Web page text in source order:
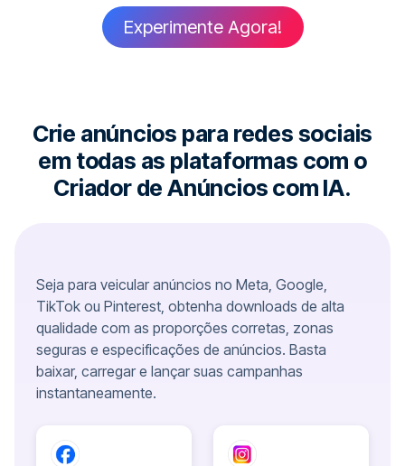
Experimente Agora!
Crie anúncios para redes sociais
em todas as plataformas com o
Criador de Anúncios com IA.
Seja para veicular anúncios no Meta, Google,
TikTok ou Pinterest, obtenha downloads de alta
qualidade com as proporções corretas, zonas
seguras e especificações de anúncios. Basta
baixar, carregar e lançar suas campanhas
instantaneamente.